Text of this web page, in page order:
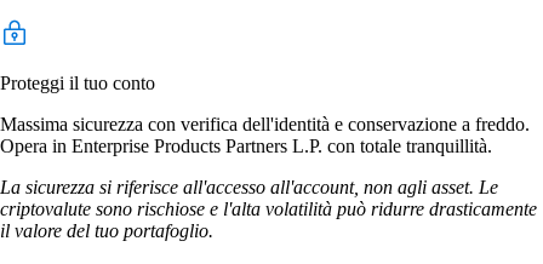
Proteggi il tuo conto
Massima sicurezza con verifica dell'identità e conservazione a freddo.
Opera in Enterprise Products Partners L.P. con totale tranquillità.
La sicurezza si riferisce all'accesso all'account, non agli asset. Le
criptovalute sono rischiose e l'alta volatilità può ridurre drasticamente
il valore del tuo portafoglio.